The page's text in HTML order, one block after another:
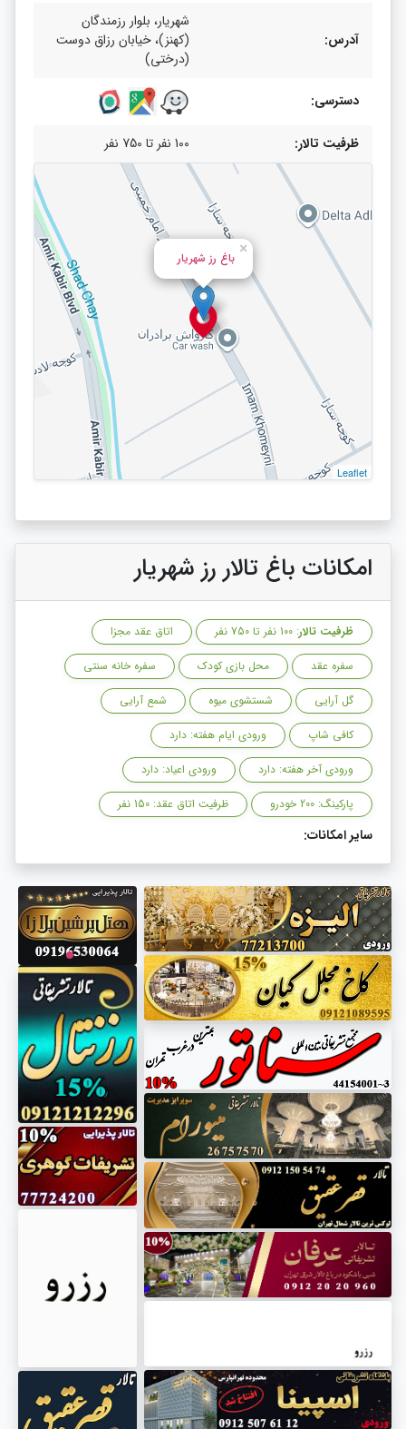
آدرس:
شهریار، بلوار رزمندگان
(کهنز)، خیابان رزاق دوست
(درختی)
دسترسی:
ظرفیت تالار: 100 نفر تا 750 نفر
باغ رز شهریار
×
Leaflet
امکانات باغ تالار رز شهریار
ظرفیت تالار: 100 نفر تا 750 نفر
اتاق عقد مجزا
سفره عقد
محل بازی کودک
سفره خانه سنتی
گل آرایی
شستشوی میوه
شمع آرایی
کافی شاپ
ورودی ایام هفته: دارد
ورودی آخر هفته: دارد
ورودی اعیاد: دارد
پارکینگ: 200 خودرو
ظرفیت اتاق عقد: 150 نفر
سایر امکانات: